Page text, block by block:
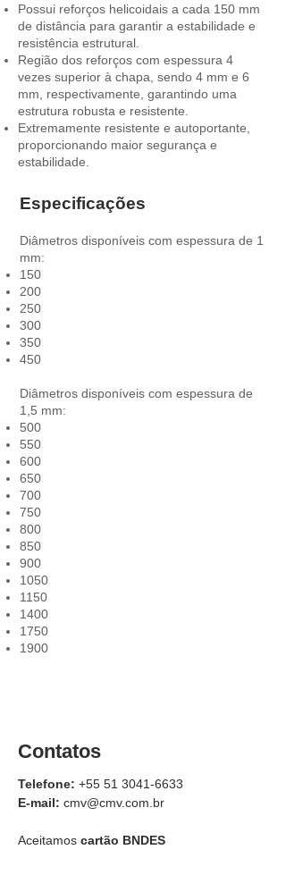
Possui reforços helicoidais a cada 150 mm
de distância para garantir a estabilidade e
resistência estrutural.
Região dos reforços com espessura 4
vezes superior à chapa, sendo 4 mm e 6
mm, respectivamente, garantindo uma
estrutura robusta e resistente.
Extremamente resistente e autoportante,
proporcionando maior segurança e
estabilidade.
Especificações
Diâmetros disponíveis com espessura de 1
mm:
150
200
250
300
350
450
Diâmetros disponíveis com espessura de
1,5 mm:
500
550
600
650
700
750
800
850
900
1050
1150
1400
1750
1900
Contatos
Telefone: +55 51 3041-6633
E-mail: cmv@cmv.com.br
Aceitamos cartão BNDES